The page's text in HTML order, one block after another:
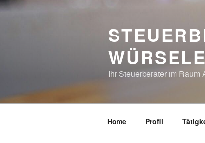
Zum
Ihr Steuerberater im Raum
Home Profil